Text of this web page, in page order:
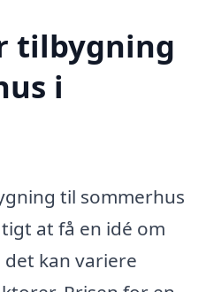
tilbygning
i
til sommerhus
at få en idé om
kan variere